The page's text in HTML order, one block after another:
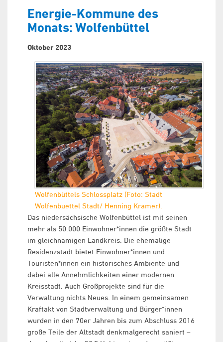
Energie-Kommune des
Monats: Wolfenbüttel
Oktober 2023
Wolfenbüttels Schlossplatz (Foto: Stadt
Wolfenbuettel Stadt/ Henning Kramer).
Das niedersächsische Wolfenbüttel ist mit seinen
mehr als 50.000 Einwohner*innen die größte Stadt
im gleichnamigen Landkreis. Die ehemalige
Residenzstadt bietet Einwohner*innen und
Touristen*innen ein historisches Ambiente und
dabei alle Annehmlichkeiten einer modernen
Kreisstadt. Auch Großprojekte sind für die
Verwaltung nichts Neues. In einem gemeinsamen
Kraftakt von Stadtverwaltung und Bürger*innen
wurden in den 70er Jahren bis zum Abschluss 2016
große Teile der Altstadt denkmalgerecht saniert –